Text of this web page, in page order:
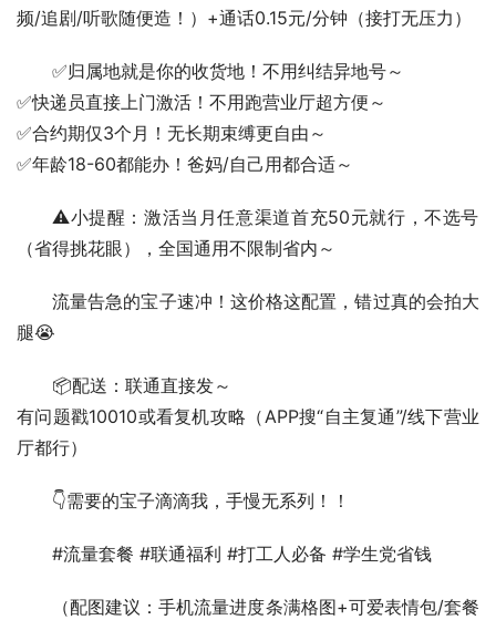
✅归属地就是你的收货地！不用纠结异地号～
✅快递员直接上门激活！不用跑营业厅超方便～
✅合约期仅3个月！无长期束缚更自由～
✅年龄18-60都能办！爸妈/自己用都合适～
⚠️小提醒：激活当月任意渠道首充50元就行，不选号
（省得挑花眼），全国通用不限制省内～
流量告急的宝子速冲！这价格这配置，错过真的会拍大
腿😭
📦配送：联通直接发～
有问题戳10010或看复机攻略（APP搜“自主复通”/线下营业
厅都行）
👇需要的宝子滴滴我，手慢无系列！！
#流量套餐 #联通福利 #打工人必备 #学生党省钱
（配图建议：手机流量进度条满格图+可爱表情包/套餐